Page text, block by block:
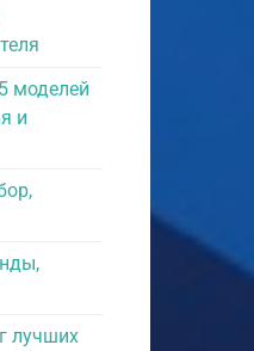
моделей
и
лучших